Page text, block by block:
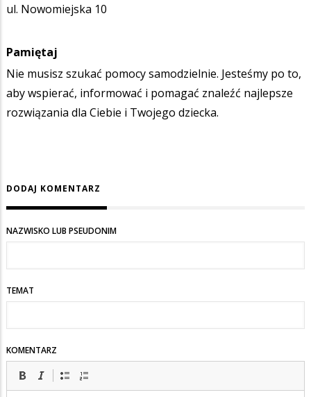
ul. Nowomiejska 10
Pamiętaj
Nie musisz szukać pomocy samodzielnie. Jesteśmy po to,
aby wspierać, informować i pomagać znaleźć najlepsze
rozwiązania dla Ciebie i Twojego dziecka.
DODAJ KOMENTARZ
NAZWISKO LUB PSEUDONIM
TEMAT
KOMENTARZ